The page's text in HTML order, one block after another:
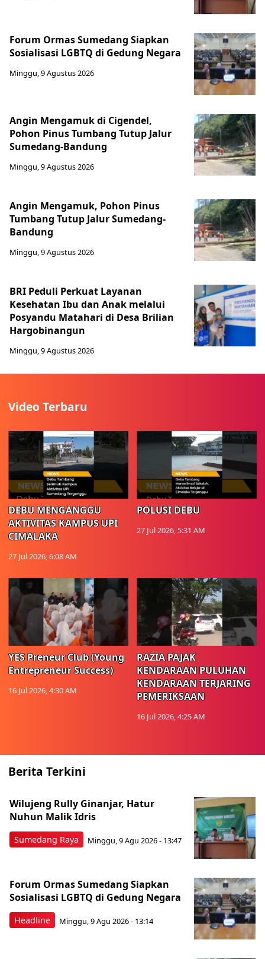
Forum Ormas Sumedang Siapkan
Sosialisasi LGBTQ di Gedung Negara
Minggu, 9 Agustus 2026
Angin Mengamuk di Cigendel,
Pohon Pinus Tumbang Tutup Jalur
Sumedang-Bandung
Minggu, 9 Agustus 2026
Angin Mengamuk, Pohon Pinus
Tumbang Tutup Jalur Sumedang-
Bandung
Minggu, 9 Agustus 2026
BRI Peduli Perkuat Layanan
Kesehatan Ibu dan Anak melalui
Posyandu Matahari di Desa Brilian
Hargobinangun
Minggu, 9 Agustus 2026
Video Terbaru
DEBU MENGANGGU
AKTIVITAS KAMPUS UPI
CIMALAKA
27 Jul 2026, 6:08 AM
POLUSI DEBU
27 Jul 2026, 5:31 AM
YES Preneur Club (Young
Entrepreneur Success)
16 Jul 2026, 4:30 AM
RAZIA PAJAK
KENDARAAN PULUHAN
KENDARAAN TERJARING
PEMERIKSAAN
16 Jul 2026, 4:25 AM
Berita Terkini
Sumedang Raya
Wilujeng Rully Ginanjar, Hatur
Nuhun Malik Idris
Minggu, 9 Agu 2026 - 13:47
Headline
Forum Ormas Sumedang Siapkan
Sosialisasi LGBTQ di Gedung Negara
Minggu, 9 Agu 2026 - 13:14